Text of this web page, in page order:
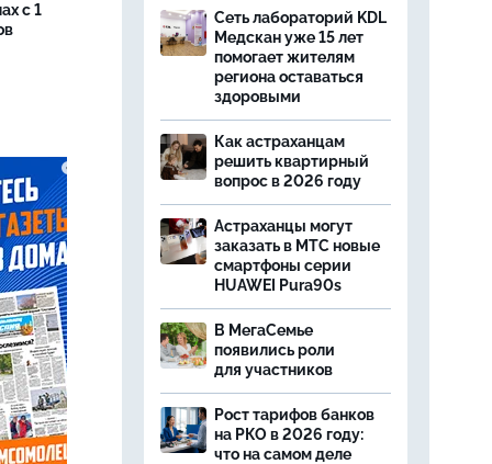
с 1
Сеть лабораторий KDL
Медскан уже 15 лет
помогает жителям
региона оставаться
здоровыми
Как астраханцам
решить квартирный
вопрос в 2026 году
Астраханцы могут
заказать в МТС новые
смартфоны серии
HUAWEI Pura90s
В МегаСемье
появились роли
для участников
Рост тарифов банков
на РКО в 2026 году:
что на самом деле